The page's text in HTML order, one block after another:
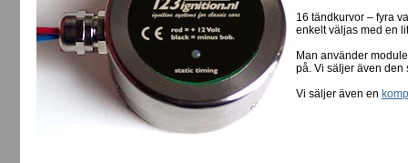
16 tändkurvor – fyra
enkelt väljas med en
Man använder
på. Vi säljer även
Vi säljer även en